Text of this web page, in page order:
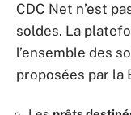
CDC Net n’est
soldes. La
l’ensemble des
proposées par la